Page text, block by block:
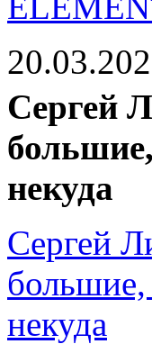
Сергей
некуда
Сергей
большие,
некуда